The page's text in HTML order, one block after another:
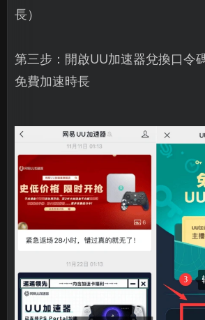
長）
第三步：開啟UU加速器兌換口令
免費加速時長